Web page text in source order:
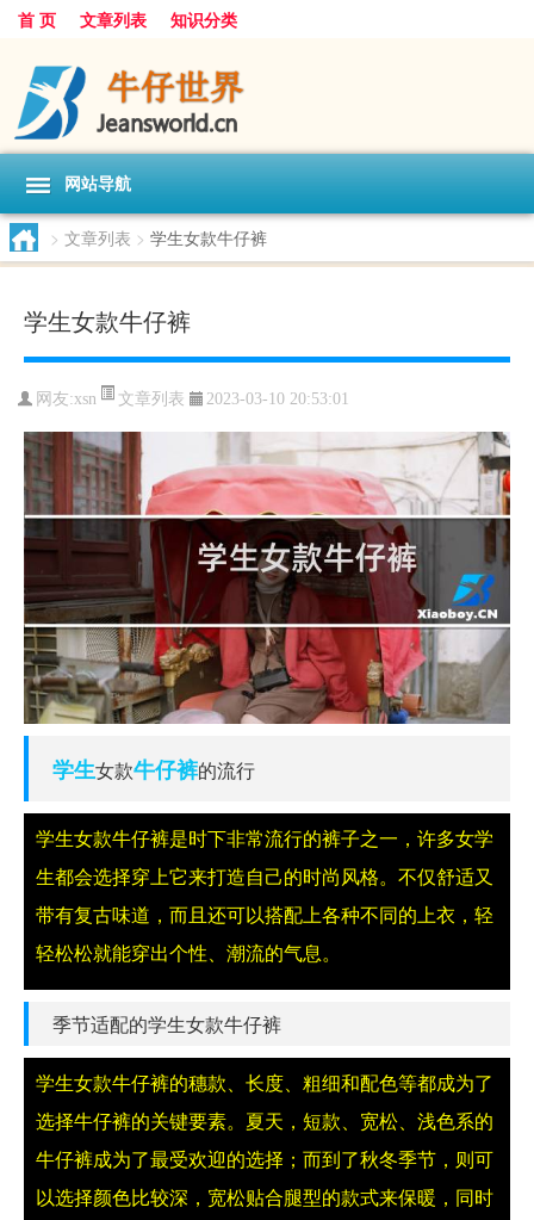
首 页 文章列表 知识分类
网站导航
> 文章列表 > 学生女款牛仔裤
学生女款牛仔裤
网友:xsn 文章列表 2023-03-10 20:53:01
学生女款牛仔裤的流行
学生女款牛仔裤是时下非常流行的裤子之一，许多女学
生都会选择穿上它来打造自己的时尚风格。不仅舒适又
带有复古味道，而且还可以搭配上各种不同的上衣，轻
轻松松就能穿出个性、潮流的气息。
季节适配的学生女款牛仔裤
学生女款牛仔裤的穗款、长度、粗细和配色等都成为了
选择牛仔裤的关键要素。夏天，短款、宽松、浅色系的
牛仔裤成为了最受欢迎的选择；而到了秋冬季节，则可
以选择颜色比较深，宽松贴合腿型的款式来保暖，同时